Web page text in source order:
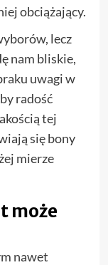
obciążający.
lecz
nam bliskie,
uwagi w
radość
tej
się bony
mierze
może
nawet